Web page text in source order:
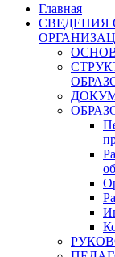
Главная
СВЕДЕНИЯ